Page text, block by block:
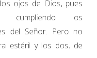
ojos de Dios, pues
cumpliendo los
del Señor. Pero no
estéril y los dos, de